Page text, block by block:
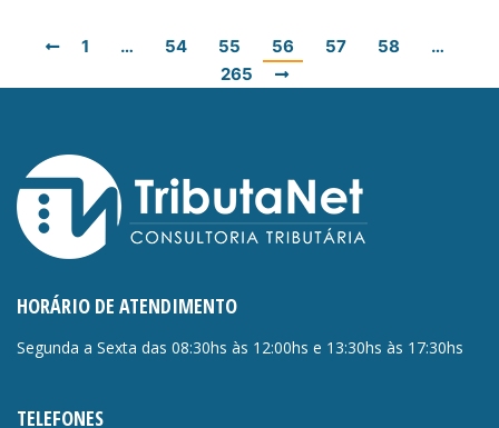
1 … 54 55 56 57 58
…
265
HORÁRIO DE ATENDIMENTO
Segunda a Sexta das 08:30hs às 12:00hs e 13:30hs às 17:30hs
TELEFONES